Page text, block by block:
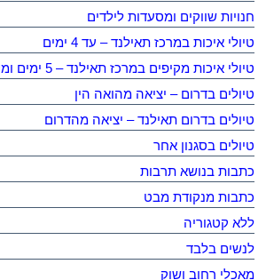
חנויות שווקים ומסעדות לילדים
טיולי איכות במרכז תאילנד – עד 4 ימים
טיולי איכות מקיפים במרכז תאילנד – 5 ימים ומעלה
טיולים בדרום – יציאה מהואה הין
טיולים בדרום תאילנד – יציאה מהדרום
טיולים בסגנון אחר
כתבות בנושא תרבות
כתבות מנקודת מבט
ללא קטגוריה
לנשים בלבד
מאכלי רחוב ושוק